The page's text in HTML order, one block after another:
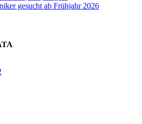
gesucht ab Frühjahr 2026